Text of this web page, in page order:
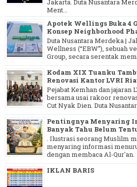
Jakarta. Duta Nusantara
Ment...
Apotek Wellings Buka 4
Konsep Neighborhood
Duta Nusantara Merdeka |
Wellness (“EBW”), sebuah
Group, secara serentak
Kodam XIX Tuanku
Renovasi Kantor LVRI
Pejabat Kemhan dan jajaran
bersama usai rakoor
Cut Nyak Dien. Duta
Pentingnya Menyaring
Banyak Tahu Belum
. Ilustrasi seorang Muslilm
menyaring informasi
dengan membaca Al-
IKLAN BARIS